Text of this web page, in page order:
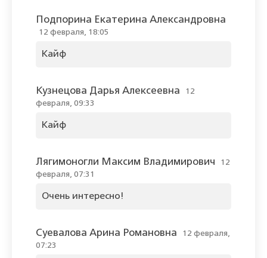
Подпорина Екатерина Александровна
12 февраля, 18:05
Кайф
Кузнецова Дарья Алексеевна
12
февраля, 09:33
Кайф
Лягимоногли Максим Владимирович
12
февраля, 07:31
Очень интересно!
Суевалова Арина Романовна
12 февраля,
07:23